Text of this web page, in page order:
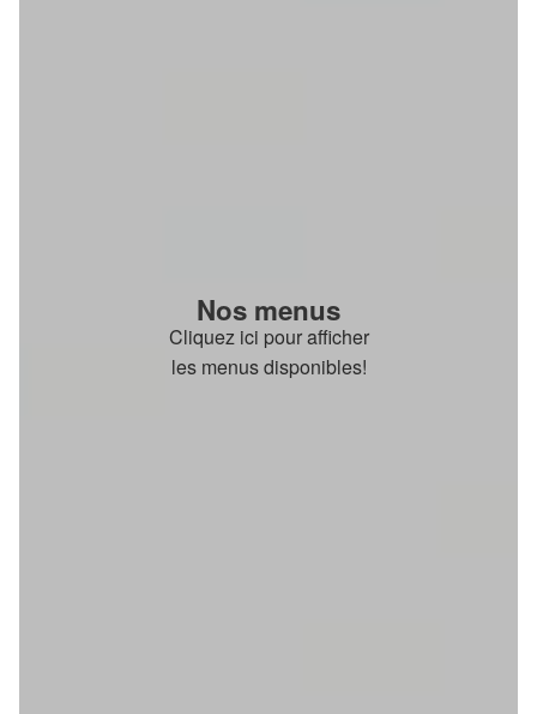
Nos menus
Cliquez ici pour afficher
les menus disponibles!